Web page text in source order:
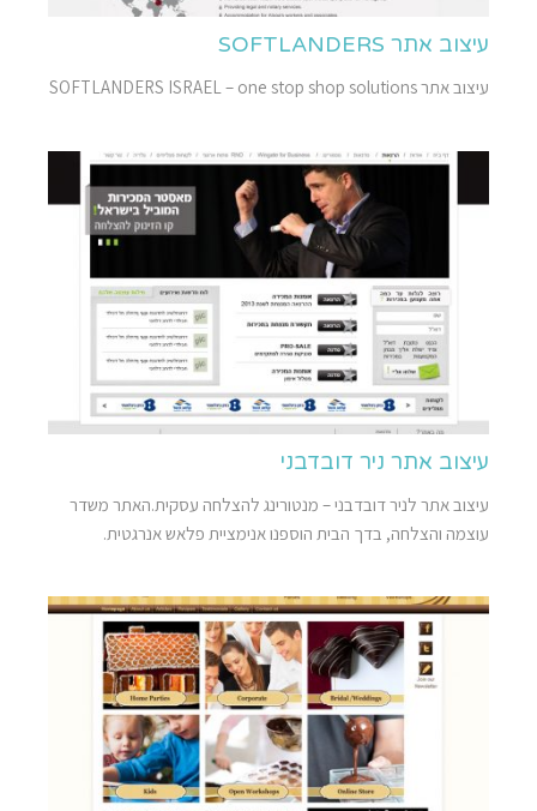
עיצוב אתר SOFTLANDERS
עיצוב אתר SOFTLANDERS ISRAEL – one stop shop solutions
עיצוב אתר ניר דובדבני
עיצוב אתר לניר דובדבני – מנטורינג להצלחה עסקית.האתר משדר
עוצמה והצלחה, בדך הבית הוספנו אנימציית פלאש אנרגטית.